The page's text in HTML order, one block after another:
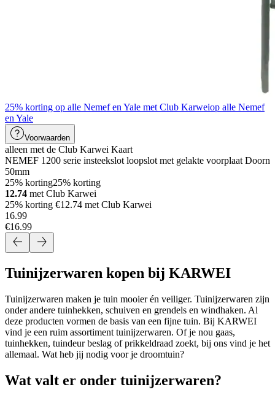
25% korting op alle Nemef en Yale met Club Karweiop alle Nemef
en Yale
Voorwaarden
alleen met de Club Karwei Kaart
NEMEF 1200 serie insteekslot loopslot met gelakte voorplaat Doorn
50mm
25% korting25% korting
12.74 met Club Karwei
25% korting €12.74 met Club Karwei
16.99
€16.99
Tuinijzerwaren kopen bij KARWEI
Tuinijzerwaren maken je tuin mooier én veiliger. Tuinijzerwaren zijn
onder andere tuinhekken, schuiven en grendels en windhaken. Al
deze producten vormen de basis van een fijne tuin. Bij KARWEI
vind je een ruim assortiment tuinijzerwaren. Of je nou gaas,
tuinhekken, tuindeur beslag of prikkeldraad zoekt, bij ons vind je het
allemaal. Wat heb jij nodig voor je droomtuin?
Wat valt er onder tuinijzerwaren?